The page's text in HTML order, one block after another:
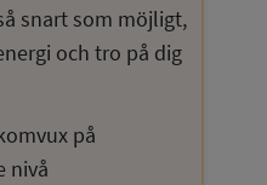
snart som möjligt,
och tro på dig
på
nivå